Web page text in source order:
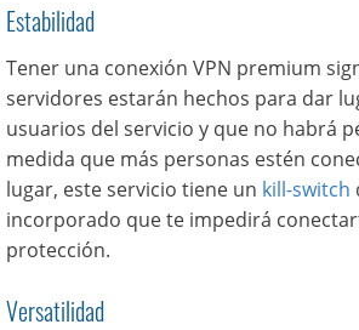
Estabilidad
Tener una conexión VPN premium
servidores estarán hechos para dar
usuarios del servicio y que no habrá
medida que más personas estén
lugar, este servicio tiene un kill-switch
incorporado que te impedirá
protección.
Versatilidad